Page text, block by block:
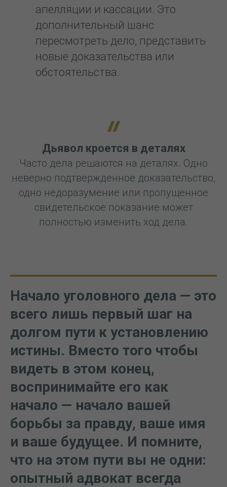
апелляции и кассации. Это
дополнительный шанс
пересмотреть дело, представить
новые доказательства или
обстоятельства.
Дьявол кроется в деталях
Часто дела решаются на деталях. Одно
неверно подтвержденное доказательство,
одно недоразумение или пропущенное
свидетельское показание может
полностью изменить ход дела.
Начало уголовного дела — это
всего лишь первый шаг на
долгом пути к установлению
истины. Вместо того чтобы
видеть в этом конец,
воспринимайте его как
начало — начало вашей
борьбы за правду, ваше имя
и ваше будущее. И помните,
что на этом пути вы не одни:
опытный адвокат всегда